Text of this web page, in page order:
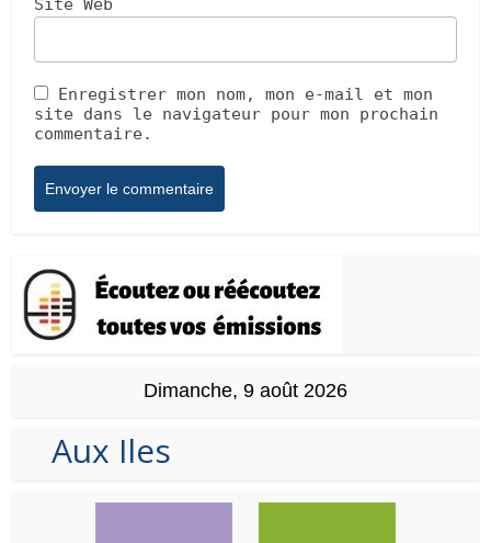
Site Web
Enregistrer mon nom, mon e-mail et mon
site dans le navigateur pour mon prochain
commentaire.
Dimanche, 9 août 2026
Aux Iles